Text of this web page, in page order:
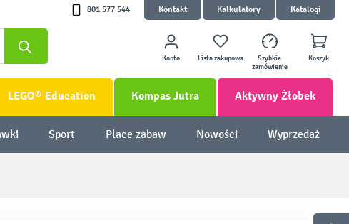
801 577 544 Kontakt Kalkulatory Katalogi
Konto Lista zakupowa
Szybkie
zamówienie
Koszyk
LEGO® Education Kompas Jutra Aktywny Żłobek
Sport Place zabaw Nowości Wyprzedaż